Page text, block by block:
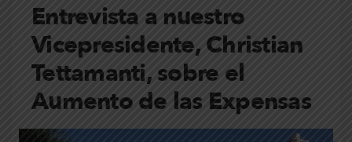
Entrevista a nuestro
Vicepresidente, Christian
Tettamanti, sobre el
Aumento de las Expensas